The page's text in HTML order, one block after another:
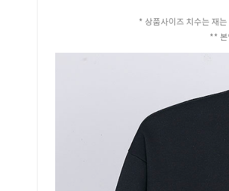
* 상품사이즈 치수는 재
**